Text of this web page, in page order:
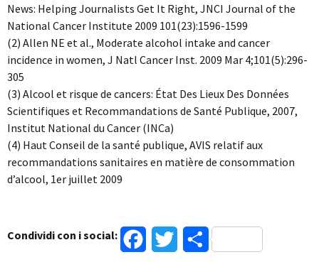
News: Helping Journalists Get It Right, JNCI Journal of the
National Cancer Institute 2009 101(23):1596-1599
(2) Allen NE et al., Moderate alcohol intake and cancer
incidence in women, J Natl Cancer Inst. 2009 Mar 4;101(5):296-
305
(3) Alcool et risque de cancers: État Des Lieux Des Données
Scientifiques et Recommandations de Santé Publique, 2007,
Institut National du Cancer (INCa)
(4) Haut Conseil de la santé publique, AVIS relatif aux
recommandations sanitaires en matière de consommation
d’alcool, 1er juillet 2009
Condividi con i social: FacebookTwitterCondividi